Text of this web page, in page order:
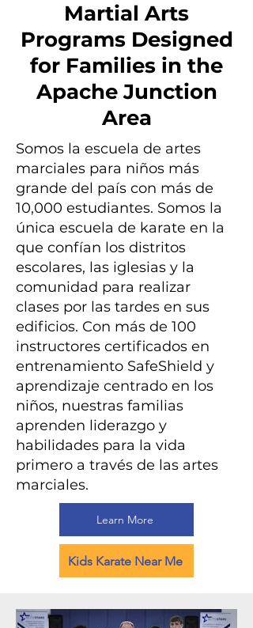
Martial Arts
Programs Designed
for Families in the
Apache Junction
Area
Somos la escuela de artes
marciales para niños más
grande del país con más de
10,000 estudiantes. Somos la
única escuela de karate en la
que confían los distritos
escolares, las iglesias y la
comunidad para realizar
clases por las tardes en sus
edificios. Con más de 100
instructores certificados en
entrenamiento SafeShield y
aprendizaje centrado en los
niños, nuestras familias
aprenden liderazgo y
habilidades para la vida
primero a través de las artes
marciales.
Learn More
Kids Karate Near Me